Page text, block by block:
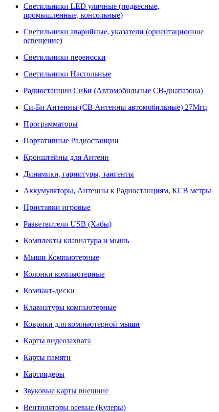
Светильники LED уличные (подвесные,
промышленные, консольные)
Светильники аварийные, указатели (ориентационное
освещение)
Светильники переноски
Светильники Настольные
Радиостанции СиБи (Автомобильные СВ-диапазона)
Си-Би Антенны (СВ Антенны автомобильные) 27Мгц
Программаторы
Портативные Радиостанции
Кронштейны для Антенн
Динамики, гарнитуры, тангенты
Аккумуляторы, Антенны к Радиостанциям, КСВ метры
Приставки игровые
Разветвители USB (Хабы)
Комплекты клавиатура и мышь
Мыши Компьютерные
Колонки компьютерные
Компакт-диски
Клавиатуры компьютерные
Коврики для компьютерной мыши
Карты видеозахвата
Карты памяти
Картридеры
Звуковые карты внешние
Вентиляторы осевые (Кулеры)